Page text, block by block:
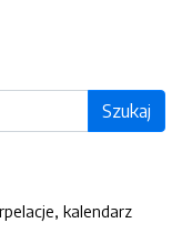
Szukaj
kalendarz